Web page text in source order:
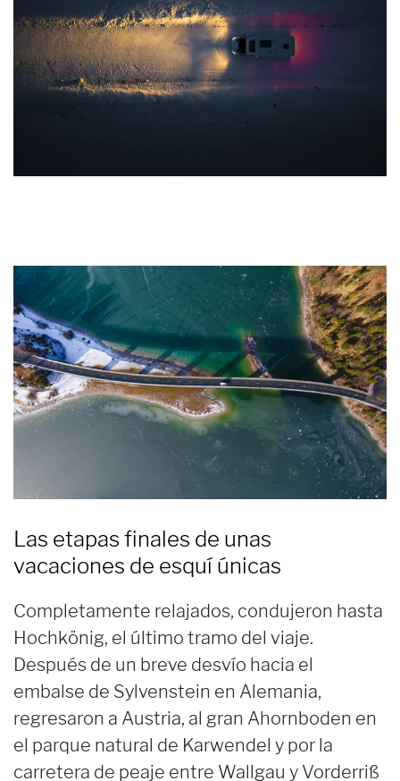
Las etapas finales de unas
vacaciones de esquí únicas
Completamente relajados, condujeron hasta
Hochkönig, el último tramo del viaje.
Después de un breve desvío hacia el
embalse de Sylvenstein en Alemania,
regresaron a Austria, al gran Ahornboden en
el parque natural de Karwendel y por la
carretera de peaje entre Wallgau y Vorderriß